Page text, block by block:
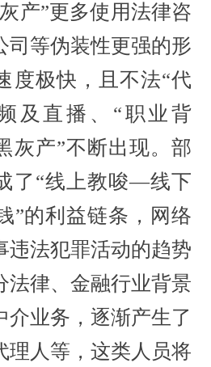
”更多使用法律咨
司等伪装性更强的形
度极快，且不法“代
及直播、“职业背
灰产”不断出现。部
了“线上教唆—线下
”的利益链条，网络
违法犯罪活动的趋势
法律、金融行业背景
介业务，逐渐产生了
理人等，这类人员将